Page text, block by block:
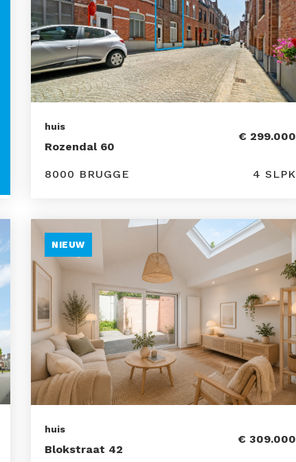
huis
Rozendal 60
€ 299.000
8000 BRUGGE 4 SLPK
NIEUW
huis
Blokstraat 42
€ 309.000